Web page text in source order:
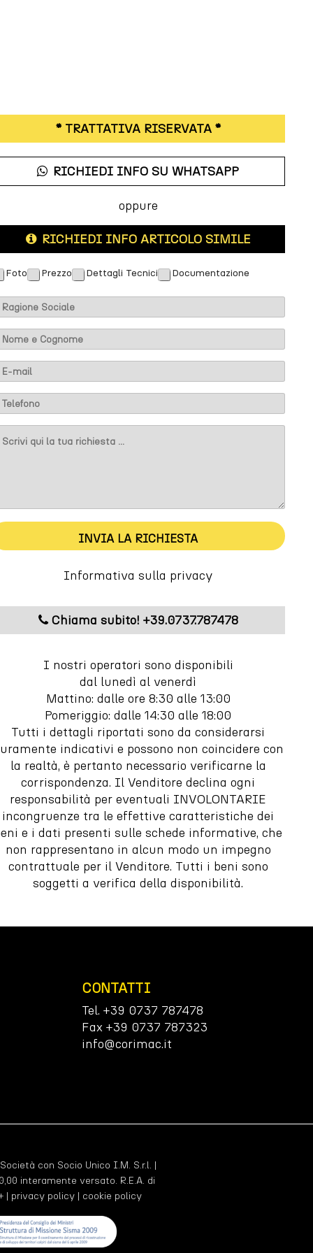
* TRATTATIVA RISERVATA *
RICHIEDI INFO SU WHATSAPP
oppure
RICHIEDI INFO ARTICOLO SIMILE
Foto Prezzo Dettagli Tecnici Documentazione
INVIA LA RICHIESTA
Informativa sulla privacy
Chiama subito! +39.0737.787478
I nostri operatori sono disponibili
dal lunedì al venerdì
Mattino: dalle ore 8:30 alle 13:00
Pomeriggio: dalle 14:30 alle 18:00
Tutti i dettagli riportati sono da considerarsi
indicativi e possono non coincidere con
la realtà, è pertanto necessario verificarne la
corrispondenza. Il Venditore declina ogni
responsabilità per eventuali INVOLONTARIE
incongruenze tra le effettive caratteristiche dei
e i dati presenti sulle schede informative, che
non rappresentano in alcun modo un impegno
contrattuale per il Venditore. Tutti i beni sono
soggetti a verifica della disponibilità.
CONTATTI
Tel. +39 0737 787478
Fax +39 0737 787323
info@corimac.it
con Socio Unico I.M. S.r.l. |
interamente versato. R.E.A. di
| privacy policy| cookie policy